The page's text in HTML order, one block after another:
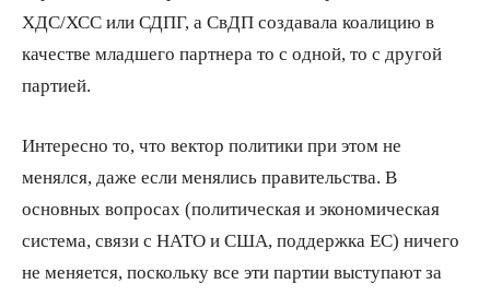
ХДС/ХСС или СДПГ, а СвДП создавала коалицию в
качестве младшего партнера то с одной, то с другой
партией.
Интересно то, что вектор политики при этом не
менялся, даже если менялись правительства. В
основных вопросах (политическая и экономическая
система, связи с НАТО и США, поддержка ЕС) ничего
не меняется, поскольку все эти партии выступают за